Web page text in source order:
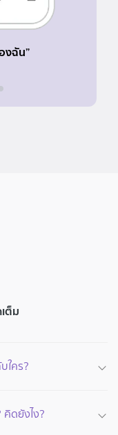
งฉัน”
ต็ม
ใคร?
คิดยังไง?